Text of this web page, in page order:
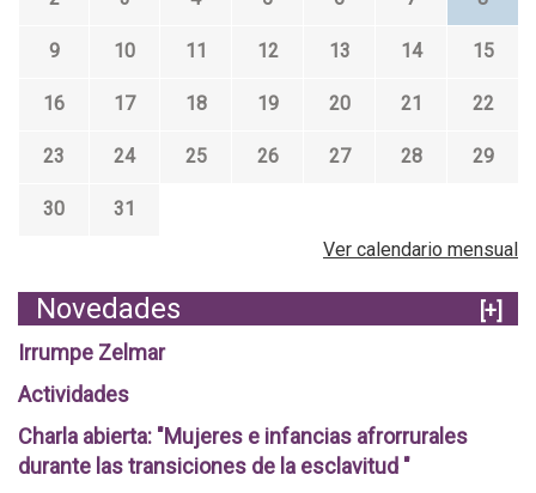
9 10 11 12 13 14 15
16 17 18 19 20 21 22
23 24 25 26 27 28 29
30
31
Ver calendario mensual
Novedades
[+]
Irrumpe Zelmar
Actividades
Charla abierta: "Mujeres e infancias afrorrurales
durante las transiciones de la esclavitud "